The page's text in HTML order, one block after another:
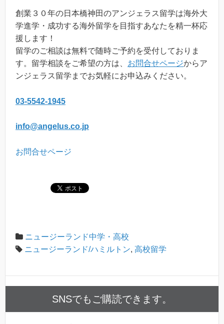
創業３０年の日本橋神田のアンジェラス留学は海外大
学進学・成功する海外留学を目指すあなたを精一杯応
援します！
留学のご相談は無料で随時ご予約を受付しておりま
す。留学相談をご希望の方は、 お問合せページからア
ンジェラス留学までお気軽にお申込みください。
03-5542-1945
info@angelus.co.jp
お問合せページ
ニュージーランド中学・高校
ニュージーランド/ハミルトン, 高校留学
SNSでもご購読できます。